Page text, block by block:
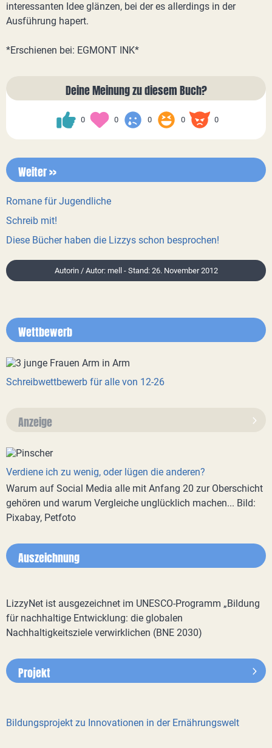
interessanten Idee glänzen, bei der es allerdings in der
Ausführung hapert.
*Erschienen bei: EGMONT INK*
Deine Meinung zu diesem Buch?
0 0 0 0 0
Weiter >>
Romane für Jugendliche
Schreib mit!
Diese Bücher haben die Lizzys schon besprochen!
Autorin / Autor: mell - Stand: 26. November 2012
Wettbewerb
Schreibwettbewerb für alle von 12-26
Anzeige
Verdiene ich zu wenig, oder lügen die anderen?
Warum auf Social Media alle mit Anfang 20 zur Oberschicht
gehören und warum Vergleiche unglücklich machen... Bild:
Pixabay, Petfoto
Auszeichnung
LizzyNet ist ausgezeichnet im UNESCO-Programm „Bildung
für nachhaltige Entwicklung: die globalen
Nachhaltigkeitsziele verwirklichen (BNE 2030)
Projekt
Bildungsprojekt zu Innovationen in der Ernährungswelt